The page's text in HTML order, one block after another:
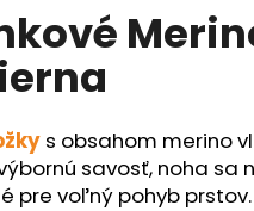
s obsahom merino
savosť, noha sa
pre voľný pohyb prstov.